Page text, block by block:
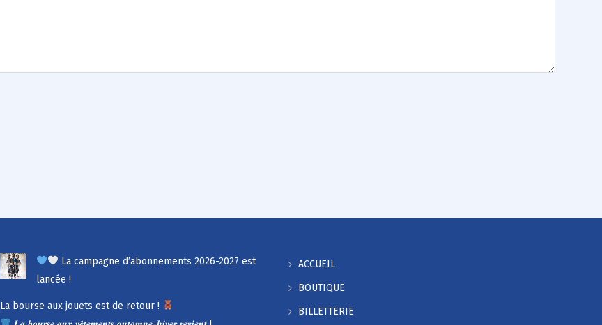
La campagne d’abonnements 2026-2027 est
lancée !
La bourse aux jouets est de retour !
ACCUEIL
BOUTIQUE
BILLETTERIE